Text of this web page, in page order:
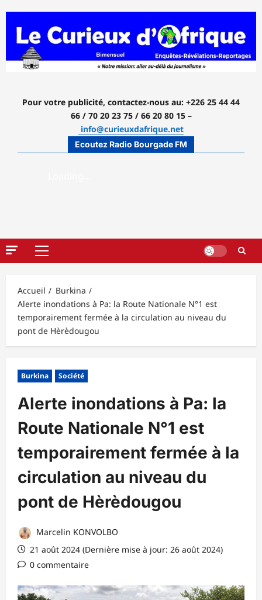
contenu
Pour votre publicité, contactez-nous au: +226 25 44 44
66 / 70 20 23 75 / 66 20 80 15 –
info@curieuxdafrique.net
Ecoutez Radio Bourgade FM
Menu
Accueil
Burkina
Alerte inondations à Pa: la Route Nationale N°1 est
temporairement fermée à la circulation au niveau du
pont de Hèrèdougou
Burkina Société
Alerte inondations à Pa: la
Route Nationale N°1 est
temporairement fermée à la
circulation au niveau du
pont de Hèrèdougou
Marcelin KONVOLBO
21 août 2024 (Dernière mise à jour: 26 août 2024)
0 commentaire